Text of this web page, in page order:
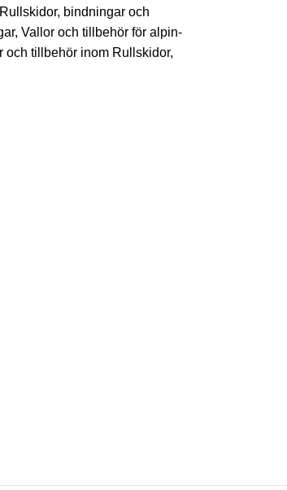
Rullskidor, bindningar och
, Vallor och tillbehör för alpin-
och tillbehör inom Rullskidor,